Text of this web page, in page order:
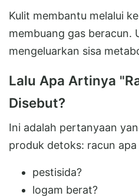
Kulit membantu melalui
membuang gas beracun.
mengeluarkan sisa
Lalu Apa Artinya
Disebut?
Ini adalah pertanyaan
produk detoks: racun
pestisida?
logam berat?